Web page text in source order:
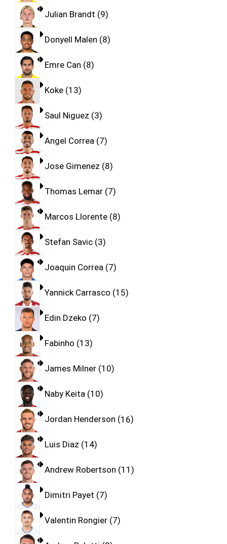
Julian Brandt 9
Donyell Malen 8
Emre Can 8
Koke 13
Saul Niguez 3
Angel Correa 7
Jose Gimenez 8
Thomas Lemar 7
Marcos Llorente 8
Stefan Savic 3
Joaquin Correa 7
Yannick Carrasco 15
Edin Dzeko 7
Fabinho 13
James Milner 10
Naby Keita 10
Jordan Henderson 16
Luis Diaz 14
Andrew Robertson 11
Dimitri Payet 7
Valentin Rongier 7